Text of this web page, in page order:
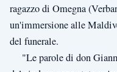
ragazzo di Omegna
un'immersione alle
del funerale.
"Le parole di don